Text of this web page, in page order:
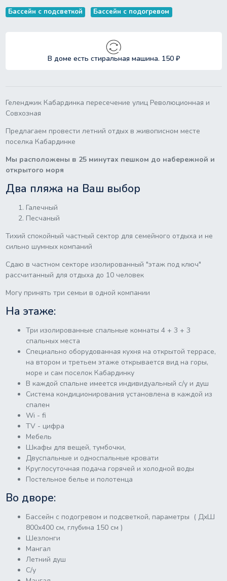
Бассейн с подсветкой Бассейн с подогревом
В доме есть стиральная машина. 150 ₽
Геленджик Кабардинка пересечение улиц Революционная и
Совхозная
Предлагаем провести летний отдых в живописном месте
поселка Кабардинке
Мы расположены в 25 минутах пешком до набережной и
открытого моря
Два пляжа на Ваш выбор
Галечный
Песчаный
Тихий спокойный частный сектор для семейного отдыха и не
сильно шумных компаний
Сдаю в частном секторе изолированный "этаж под ключ"
рассчитанный для отдыха до 10 человек
Могу принять три семьи в одной компании
На этаже:
Три изолированные спальные комнаты 4 + 3 + 3
спальных места
Специально оборудованная кухня на открытой террасе,
на втором и третьем этаже открывается вид на горы,
море и сам поселок Кабардинку
В каждой спальне имеется индивидуальный с/у и душ
Система кондиционирования установлена в каждой из
спален
Wi - fi
ТV - цифра
Мебель
Шкафы для вещей, тумбочки,
Двуспальные и односпальные кровати
Круглосуточная подача горячей и холодной воды
Постельное белье и полотенца
Во дворе:
Бассейн с подогревом и подсветкой, параметры ( ДхШ
800х400 см, глубина 150 см )
Шезлонги
Мангал
Летний душ
С/у